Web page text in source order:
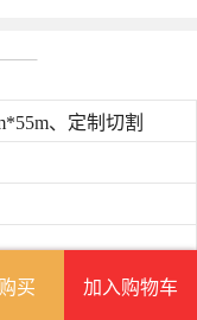
、定制切割
买 加入购物车